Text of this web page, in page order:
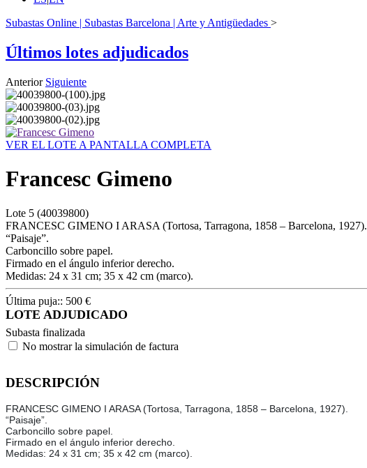
Subastas Online | Subastas Barcelona | Arte y Antigüedades >
Últimos lotes adjudicados
Anterior Siguiente
VER EL LOTE A PANTALLA COMPLETA
Francesc Gimeno
Lote 5 (40039800)
FRANCESC GIMENO I ARASA (Tortosa, Tarragona, 1858 – Barcelona, 1927).
“Paisaje”.
Carboncillo sobre papel.
Firmado en el ángulo inferior derecho.
Medidas: 24 x 31 cm; 35 x 42 cm (marco).
Última puja:: 500 €
LOTE ADJUDICADO
Subasta finalizada
No mostrar la simulación de factura
DESCRIPCIÓN
FRANCESC GIMENO I ARASA (Tortosa, Tarragona, 1858 – Barcelona, 1927).
“Paisaje”.
Carboncillo sobre papel.
Firmado en el ángulo inferior derecho.
Medidas: 24 x 31 cm; 35 x 42 cm (marco).